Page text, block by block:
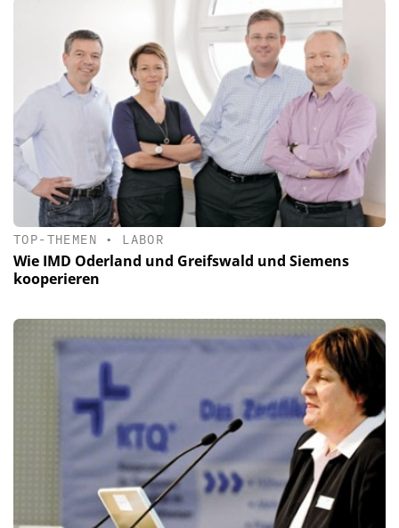
TOP-THEMEN • LABOR
Wie IMD Oderland und Greifswald und Siemens
kooperieren